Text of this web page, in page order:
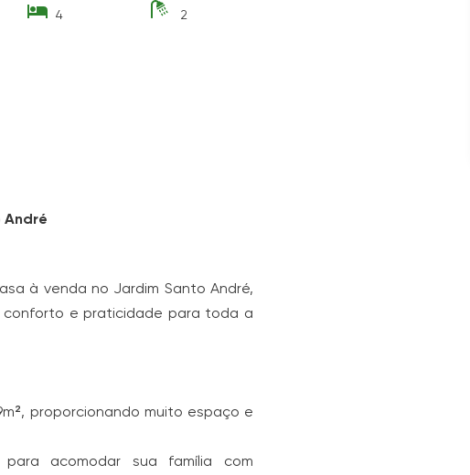
4 2
André
à venda no Jardim Santo André,
conforto e praticidade para toda a
proporcionando muito espaço e
para acomodar sua família com